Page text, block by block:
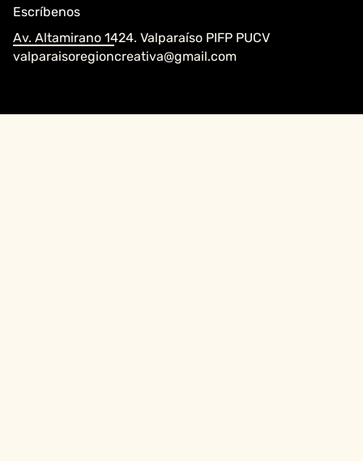
Escríbenos
Av. Altamirano 1424. Valparaíso PIFP PUCV
valparaisoregioncreativa@gmail.com